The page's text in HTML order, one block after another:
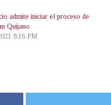
admite iniciar el proceso de
Quijano
8:16 PM